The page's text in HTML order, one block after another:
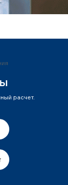
расчет.